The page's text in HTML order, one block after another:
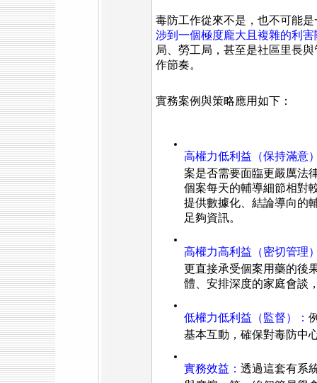
毒防工作從來不是，也不可能
涉到一個極度龐大且複雜的利
局、勞工局，甚至是社區里長
作節奏。
實務案例與策略應用如下：
高權力低利益（保持滿意
案是否需要面臨更嚴厲法
個案每天的輔導細節相對
提供數據化、結論導向的
足夠資訊。
高權力高利益（密切管理
更直接承受個案用藥的後
體、安排深度的家庭會談
低權力低利益（監督）：
基本互動，確保對毒防中
實務效益： 透過這套有系